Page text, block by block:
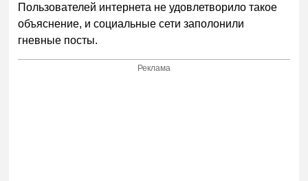
Пользователей интернета не удовлетворило такое
объяснение, и социальные сети заполонили
гневные посты.
Реклама